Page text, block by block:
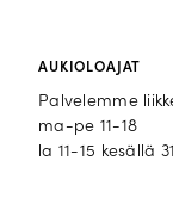
AUKIOLOAJAT
Palvelemme
ma-pe 11-18
la 11-15 kesällä